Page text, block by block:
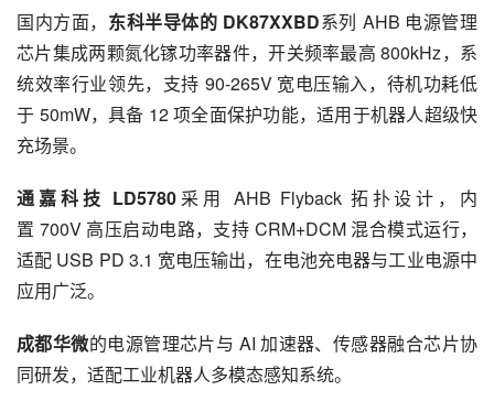
国内方面， 东科半导体的 DK87XXBD系列 AHB 电源管理
芯片集成两颗氮化镓功率器件，开关频率最高 800kHz，系
统效率行业领先，支持 90-265V 宽电压输入，待机功耗低
于 50mW，具备 12 项全面保护功能，适用于机器人超级快
充场景。
通嘉科技 LD5780 采用 AHB Flyback 拓扑设计，内
置 700V 高压启动电路，支持 CRM+DCM 混合模式运行，
适配 USB PD 3.1 宽电压输出，在电池充电器与工业电源中
应用广泛。
成都华微的电源管理芯片与 AI 加速器、传感器融合芯片协
同研发，适配工业机器人多模态感知系统。